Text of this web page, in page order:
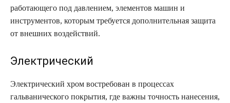
работающего под давлением, элементов машин и
инструментов, которым требуется дополнительная защита
от внешних воздействий.
Электрический
Электрический хром востребован в процессах
гальванического покрытия, где важны точность нанесения,